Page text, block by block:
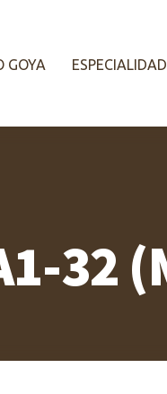
GOYA ESPECIALIDAD
32